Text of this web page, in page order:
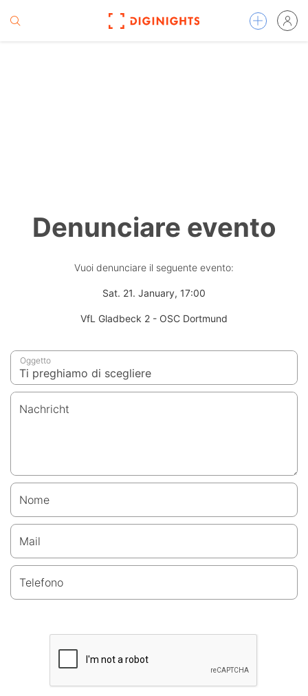
Denunciare evento
Vuoi denunciare il seguente evento:
Sat. 21. January, 17:00
VfL Gladbeck 2 - OSC Dortmund
Oggetto
Nachricht
Nome
Mail
Telefono